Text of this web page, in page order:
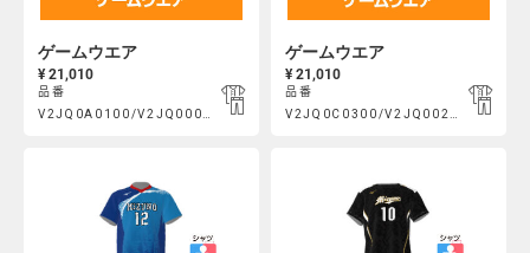
ゲームウエア
¥ 21,010
Product
Actions
品番
ゲームウエア
¥ 21,010
Product
Actions
品番